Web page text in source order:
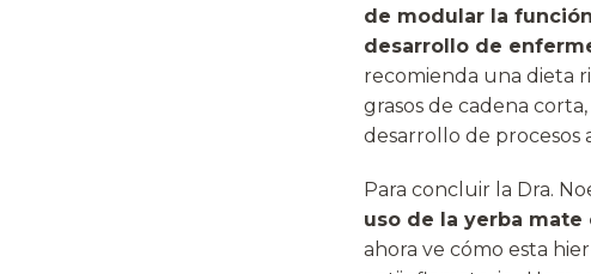
de modular la
desarrollo de
recomienda una dieta
grasos de cadena
desarrollo de procesos
Para concluir la Dra.
uso de la yerba
ahora ve cómo esta